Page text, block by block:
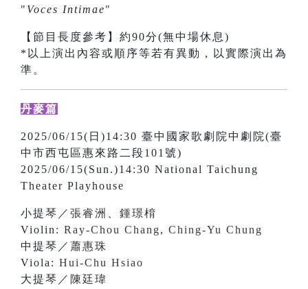
" Voces Intimae"
【節目長度參考】約90分(無中場休息)
*以上演出內容或順序等若有異動，以實際演出為
準。
丹麥篇
2025/06/15(日)14:30 臺中國家歌劇院中劇院(臺
中市西屯區惠來路二段101號)
2025/06/15(Sun.)14:30 National Taichung
Theater Playhouse
小提琴／ 張睿洲
鍾璟棛
Violin: Ray-Chou Chang, Ching-Yu Chung
中提琴／ 蕭惠珠
Viola: Hui-Chu Hsiao
大提琴／ 陳廷瑋